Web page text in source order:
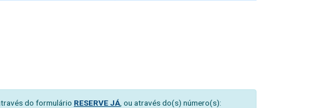
do formulário RESERVE JÁ, ou através do(s) número(s):